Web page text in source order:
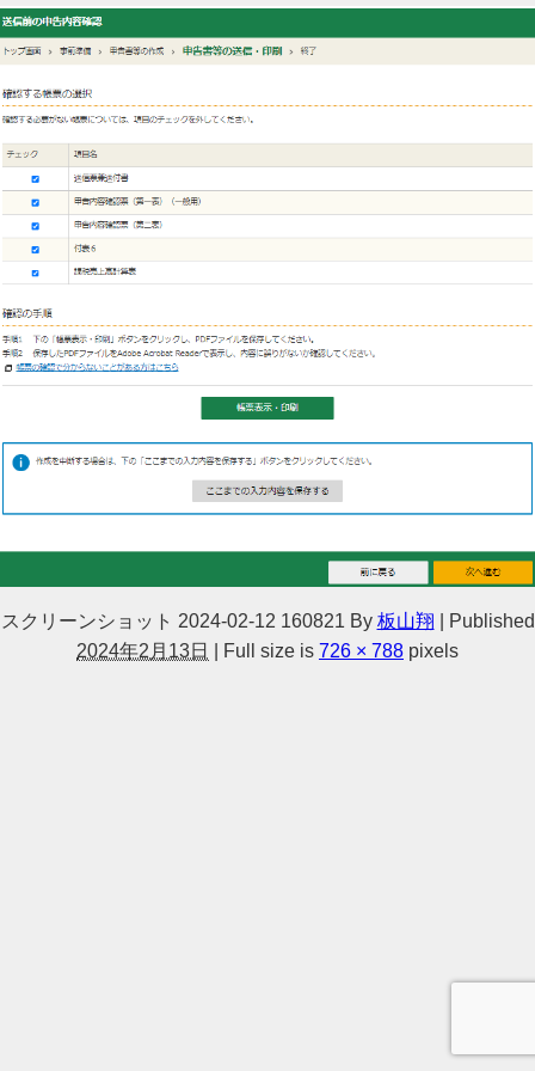
スクリーンショット 2024-02-12 160821 By 板山翔
Published
2024年2月13日
Full size is 726 × 788 pixels